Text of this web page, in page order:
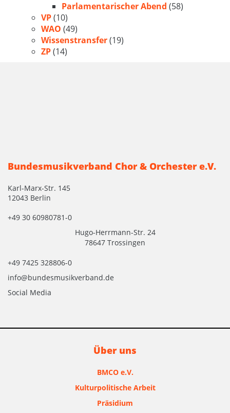
Parlamentarischer Abend (58)
VP(10)
WAO (49)
Wissenstransfer(19)
ZP(14)
Bundesmusikverband Chor & Orchester e.V.
Karl-Marx-Str. 145
12043 Berlin
+49 30 60980781-0
Hugo-Herrmann-Str. 24
78647 Trossingen
+49 7425 328806-0
info@bundesmusikverband.de
Social Media
Über uns
BMCO e.V.
Kulturpolitische Arbeit
Präsidium